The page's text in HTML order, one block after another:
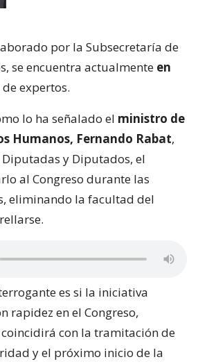
por la Subsecretaría de
se encuentra actualmente en
expertos.
lo ha señalado el ministro de
Humanos, Fernando Rabat,
y Diputados, el
al Congreso durante las
eliminando la facultad del
es si la iniciativa
rapidez en el Congreso,
con la tramitación de
y el próximo inicio de la